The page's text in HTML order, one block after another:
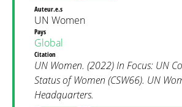
Auteur.e.s
UN Women
Pays
Global
Citation
UN Women. (2022) In Focus: UN
Status of Women (CSW66). UN
Headquarters.